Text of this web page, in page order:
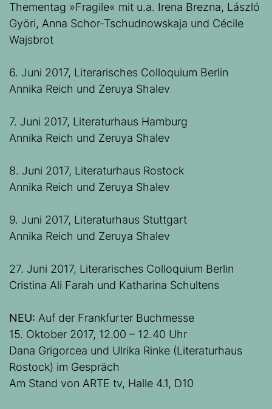
Thementag »Fragile« mit u.a. Irena Brezna, László
Györi, Anna Schor-Tschudnowskaja und Cécile
Wajsbrot
6. Juni 2017, Literarisches Colloquium Berlin
Annika Reich und Zeruya Shalev
7. Juni 2017, Literaturhaus Hamburg
Annika Reich und Zeruya Shalev
8. Juni 2017, Literaturhaus Rostock
Annika Reich und Zeruya Shalev
9. Juni 2017, Literaturhaus Stuttgart
Annika Reich und Zeruya Shalev
27. Juni 2017, Literarisches Colloquium Berlin
Cristina Ali Farah und Katharina Schultens
NEU: Auf der Frankfurter Buchmesse
15. Oktober 2017, 12.00 – 12.40 Uhr
Dana Grigorcea und Ulrika Rinke (Literaturhaus
Rostock) im Gespräch
Am Stand von ARTE tv, Halle 4.1, D10